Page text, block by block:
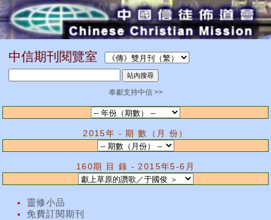
中信期刊閱覽室
奉獻支持中信 >>
2015年 - 期 數（月 份）
160期 目 錄 - 2015年5-6月
靈修小品
免費訂閱期刊